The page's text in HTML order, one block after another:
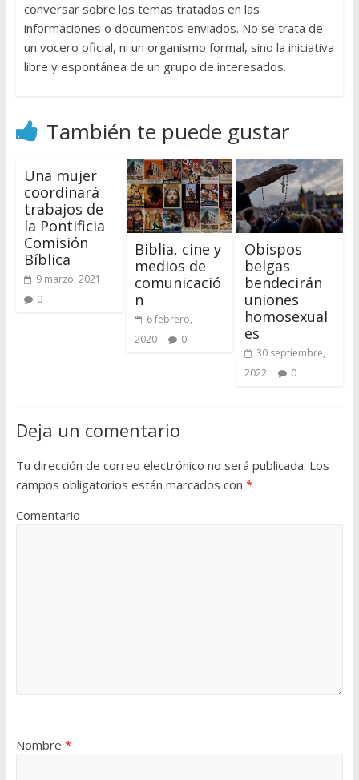
conversar sobre los temas tratados en las
informaciones o documentos enviados. No se trata de
un vocero oficial, ni un organismo formal, sino la iniciativa
libre y espontánea de un grupo de interesados.
También te puede gustar
Una mujer
coordinará
trabajos de
la Pontificia
Comisión
Bíblica
9 marzo, 2021
0
Biblia, cine y
medios de
comunicació
n
6 febrero,
2020
0
Obispos
belgas
bendecirán
uniones
homosexual
es
30 septiembre,
2022
0
Deja un comentario
Tu dirección de correo electrónico no será publicada. Los
campos obligatorios están marcados con *
Comentario
Nombre *